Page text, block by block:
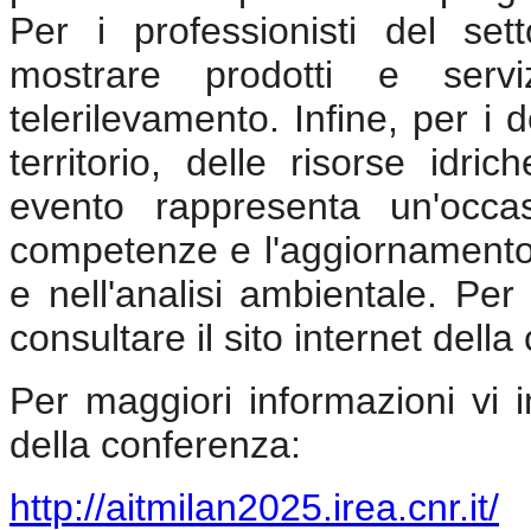
Per i professionisti del
mostrare prodotti e
telerilevamento. Infine, per i
territorio, delle risorse
evento rappresenta
competenze e
e nell'analisi ambientale.
consultare il sito internet della
Per maggiori informazioni vi
della conferenza:
http://aitmilan2025.irea.cnr.it/